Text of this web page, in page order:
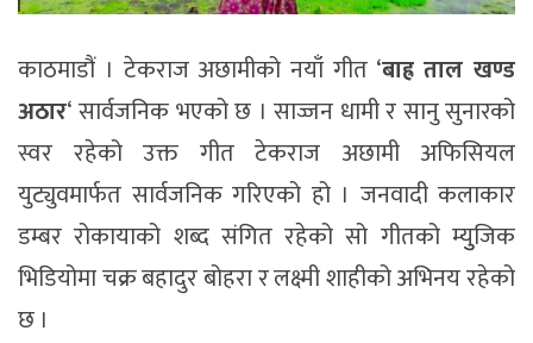
काठमाडौं । टेकराज अछामीको नयाँ गीत ‘बाह्र ताल खण्ड
अठार‘ सार्वजनिक भएको छ । साज्जन धामी र सानु सुनारको
स्वर रहेको उक्त गीत टेकराज अछामी अफिसियल
युट्युवमार्फत सार्वजनिक गरिएको हो । जनवादी कलाकार
डम्बर रोकायाको शब्द संगित रहेको सो गीतको म्युुजिक
भिडियोमा चक्र बहादुर बोहरा र लक्ष्मी शाहीको अभिनय रहेको
छ ।